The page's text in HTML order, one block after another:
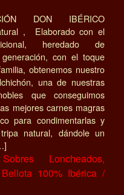
DON IBÉRICO
, Elaborado con el
heredado de
con el toque
obtenemos nuestro
una de nuestras
que conseguimos
mejores carnes magras
para condimentarlas y
natural, dándole un
Loncheados,
100% Ibérica /